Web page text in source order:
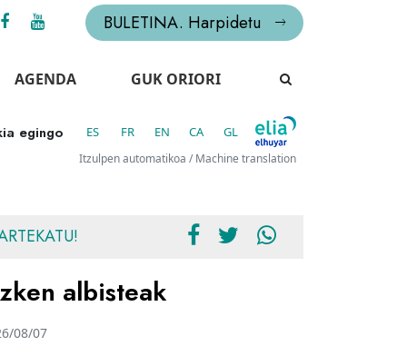
BULETINA. Harpidetu
AGENDA GUK ORIORI
egingo
ES FR EN CA GL
Itzulpen automatikoa / Machine translation
albisteak
08/07